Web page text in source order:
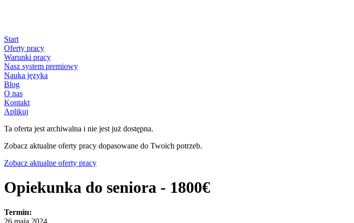
Start
Oferty pracy
Warunki pracy
Nasz system premiowy
Nauka języka
Blog
O nas
Kontakt
Aplikuj
Ta oferta jest archiwalna i nie jest już dostępna.
Zobacz aktualne oferty pracy dopasowane do Twoich potrzeb.
Zobacz aktualne oferty pracy
Opiekunka do seniora - 1800€
Termin:
26 maja 2024